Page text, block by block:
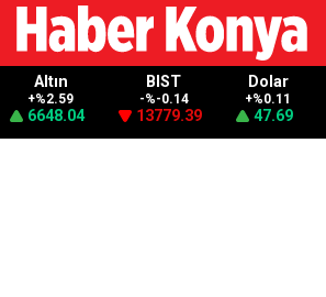
Altın
+%2.59
6648.04
BIST
-%-0.14
13779.39
Dolar
+%0.11
47.69